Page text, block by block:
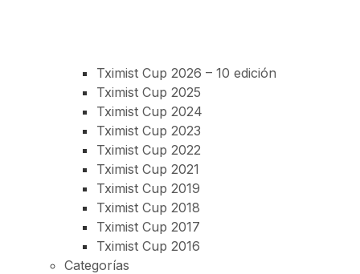
Tximist Cup 2026 – 10 edición
Tximist Cup 2025
Tximist Cup 2024
Tximist Cup 2023
Tximist Cup 2022
Tximist Cup 2021
Tximist Cup 2019
Tximist Cup 2018
Tximist Cup 2017
Tximist Cup 2016
Categorías